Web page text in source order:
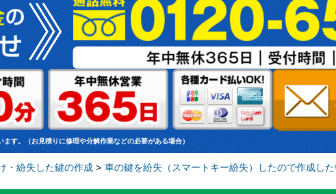
す。（お見積りに修理や分解作業などの必要がある場合）
・紛失した鍵の作成 > 車の鍵を紛失（スマートキー紛失）したので作成し